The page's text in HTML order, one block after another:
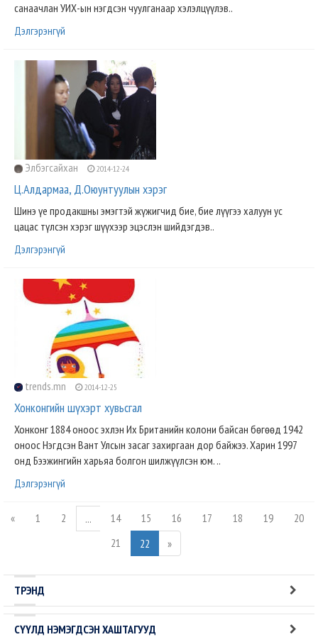
санаачлан УИХ-ын нэгдсэн чуулганаар хэлэлцүүлэв..
Дэлгэрэнгүй
Элбэгсайхан 2014-12-24
Ц.Алдармаа, Д.Оюунтуулын хэрэг
Шинэ үе продакшны эмэгтэй жүжигчид бие, бие лүүгээ халуун ус
цацас түлсэн хэрэг шүүхээр эцэслэн шийдэгдэв..
Дэлгэрэнгүй
trends.mn 2014-12-25
Хонконгийн шүхэрт хувьсгал
Хонконг 1884 оноос эхлэн Их Британийн колони байсан бөгөөд 1942
оноос Нэгдсэн Вант Улсын засаг захиргаан дор байжээ. Харин 1997
онд Бээжингийн харьяа болгон шилжүүлсэн юм. ..
Дэлгэрэнгүй
« 1 2 ... 14 15 16 17 18 19
20
21
22 »
ТРЭНД
СҮҮЛД НЭМЭГДСЭН ХАШТАГУУД